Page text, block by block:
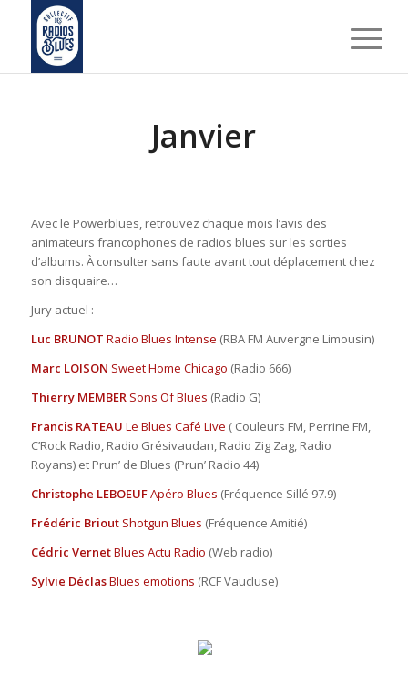
Janvier
Avec le Powerblues, retrouvez chaque mois l’avis des
animateurs francophones de radios blues sur les sorties
d’albums. À consulter sans faute avant tout déplacement chez
son disquaire…
Jury actuel :
Luc BRUNOT Radio Blues Intense (RBA FM Auvergne Limousin)
Marc LOISON Sweet Home Chicago (Radio 666)
Thierry MEMBER Sons Of Blues (Radio G)
Francis RATEAU Le Blues Café Live ( Couleurs FM, Perrine FM,
C’Rock Radio, Radio Grésivaudan, Radio Zig Zag, Radio
Royans) et Prun’ de Blues (Prun’ Radio 44)
Christophe LEBOEUFApéro Blues (Fréquence Sillé 97.9)
Frédéric Briout Shotgun Blues (Fréquence Amitié)
Cédric VernetBlues Actu Radio (Web radio)
Sylvie DéclasBlues emotions (RCF Vaucluse)